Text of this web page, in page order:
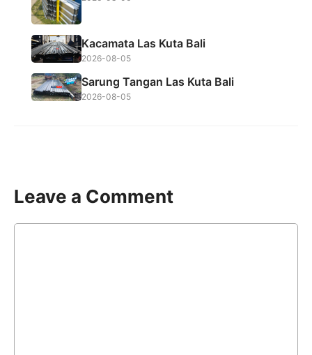
Kacamata Las Kuta Bali
2026-08-05
Sarung Tangan Las Kuta Bali
2026-08-05
Leave a Comment
Comment